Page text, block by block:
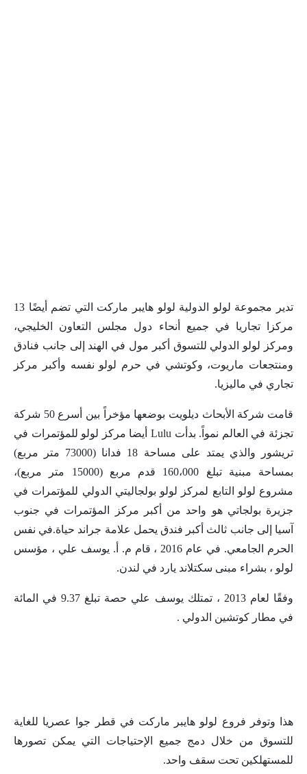
تدير مجموعة لولو الدولية لولو هايبر ماركت التي تضم أيضًا 13
مركزا تجاريا في جميع أنحاء دول مجلس التعاون الخليجي،
ومركز لولو الدولي للتسوق أكبر مول في الهند إلى جانب فنادق
ومنتجعات ماريوت، وكوتشي في حرم لولو نفسه وأكبر مركز
تجاري في ماليزيا.
قامت شركة الأبحاث ديلويت بوضعها مؤخراً بين أسرع 50 شركة
تجزئة في العالم نمواً. بدأت Lulu أيضا مركز لولو للمؤتمرات في
تريشور والذي يمتد على مساحة 18 فدانا (73000 متر مربع)
بمساحة مبنية تبلغ 160،000 قدم مربع (15000 متر مربع)،
مشروع لولو التابع لمركز لولو بولجاليتي الدولي للمؤتمرات في
جزيرة بولجاتي هو واحد من أكبر مركز المؤتمرات في جنوب
آسيا إلى جانب ثالث أكبر فندق يحمل علامة جراند حياة.في نفس
الحرم الجامعي. في عام 2016 ، قام م. أ. يوسف علي ، مؤسس
لولو ، بشراء مبنى سكتلاند يارد في لندن.
وفقًا لعام 2013 ، تمتلك يوسف علي حصة تبلغ 9.37 في المائة
في مطار كوتشين الدولي .
هذا وتوفر فروع لولو هايبر ماركت في قطر جوا عصريا للغاية
للتسوق من خلال دمج جميع الإحتياجات التي يمكن تصورها
للمستهلكين تحت سقف واحد.